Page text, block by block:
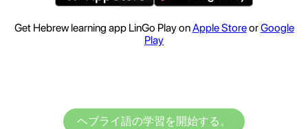
Get Hebrew learning app LinGo Play onApple StoreorGoogle
Play
ヘブライ語の学習を開始する。